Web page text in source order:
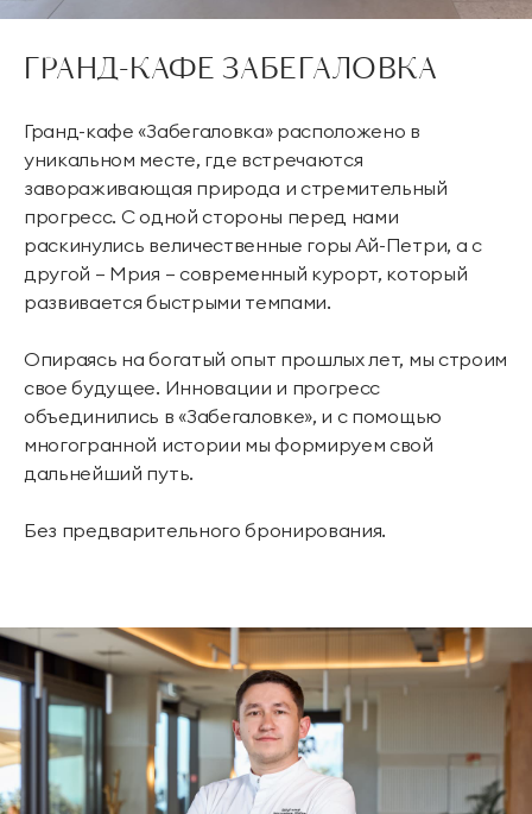
ГРАНД-КАФЕ ЗАБЕГАЛОВКА
Гранд-кафе «Забегаловка» расположено в
уникальном месте, где встречаются
завораживающая природа и стремительный
прогресс. С одной стороны перед нами
раскинулись величественные горы Ай-Петри, а с
другой — Мрия — современный курорт, который
развивается быстрыми темпами.
Опираясь на богатый опыт прошлых лет, мы строим
свое будущее. Инновации и прогресс
объединились в «Забегаловке», и с помощью
многогранной истории мы формируем свой
дальнейший путь.
Без предварительного бронирования.